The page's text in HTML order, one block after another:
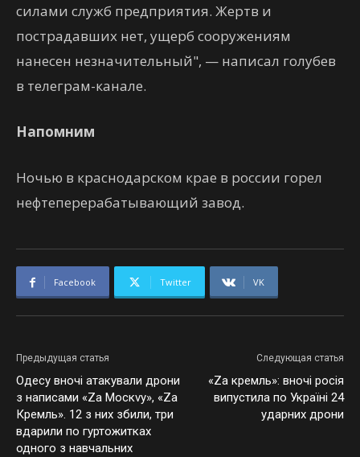
силами служб предприятия. Жертв и
пострадавших нет, ущерб сооружениям
нанесен незначительный", — написал голубев
в телеграм-канале.
Напомним
Ночью в краснодарском крае в россии горел
нефтеперерабатывающий завод.
Facebook Twitter VK
Предыдущая статья
Одесу вночі атакували дрони
з написами «Zа Mоскvу», «Zа
Кремль». 12 з них збили, три
вдарили по гуртожитках
одного з навчальних
Следующая статья
«Zа кремль»: вночі росія
випустила по Україні 24
ударних дрони